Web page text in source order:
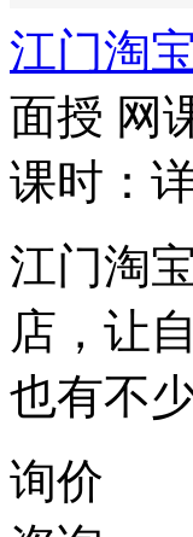
江门淘
面授 网
课时：
江门淘
店，让
也有不
询价